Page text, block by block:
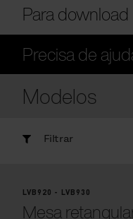
Para download
Precisa de
Modelos
Filtrar
LVB920 - LVB930
Mesa